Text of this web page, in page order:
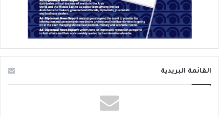
القائمة البريدية